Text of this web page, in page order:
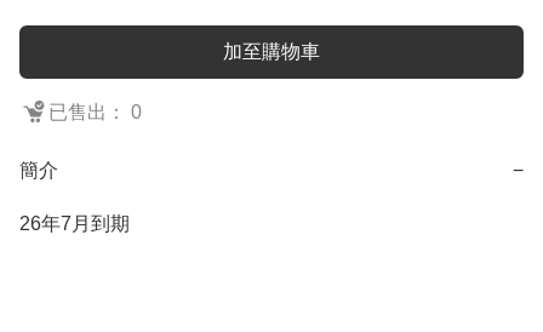
加至購物車
已售出： 0
簡介 −
26年7月到期